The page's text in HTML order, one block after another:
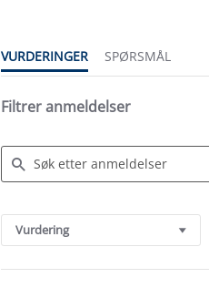
VURDERINGER
SPØRSMÅL
Filtrer anmeldelser
Reviews
Vurdering